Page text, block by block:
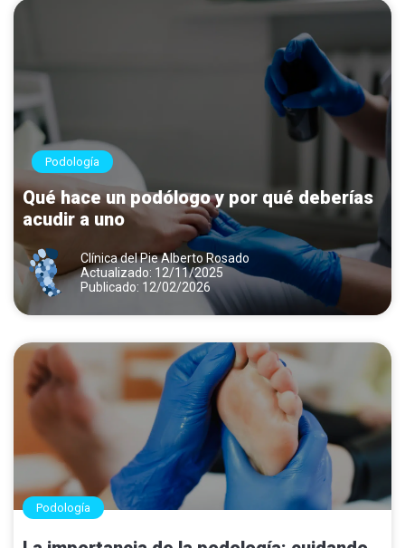
Podología
Qué hace un podólogo y por qué deberías
acudir a uno
Clínica del Pie Alberto Rosado
Actualizado: 12/11/2025
Publicado: 12/02/2026
Podología